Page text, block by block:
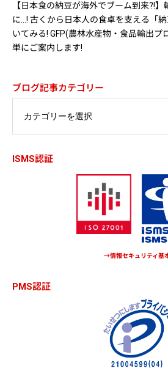
【日本食の納豆が海外でブーム到来?!
に…! 古くから日本人の食卓を支える「
いてみる! GFP(農林水産物・食品輸出プ
単にご案内します!
ブログ記事カテゴリー
ISMS認証
→情報セキュリティ基
PMS認証